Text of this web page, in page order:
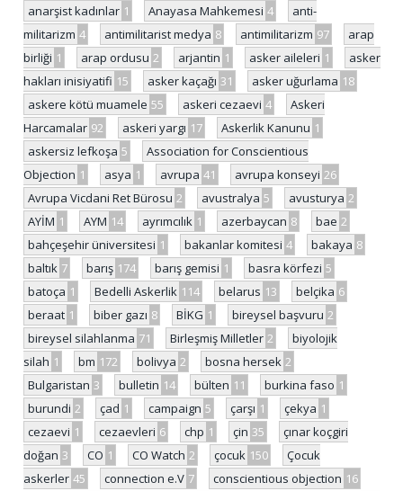
anarşist kadınlar 1 Anayasa Mahkemesi 4
anti-
militarizm 4 antimilitarist medya 8 antimilitarizm 97
arap
birliği 1 arap ordusu 2 arjantin 1 asker aileleri 1
asker
hakları inisiyatifi 15 asker kaçağı 31 asker uğurlama 18
askere kötü muamele 55 askeri cezaevi 4
Askeri
Harcamalar 92 askeri yargı 17 Askerlik Kanunu 1
askersiz lefkoşa 5
Association for Conscientious
Objection 1 asya 1 avrupa 41 avrupa konseyi 26
Avrupa Vicdani Ret Bürosu 2 avustralya 5 avusturya 2
AYİM 1 AYM 14 ayrımcılık 1 azerbaycan 8 bae 2
bahçeşehir üniversitesi 1 bakanlar komitesi 4 bakaya 8
baltık 7 barış 174 barış gemisi 1 basra körfezi 5
batoça 1 Bedelli Askerlik 114 belarus 13 belçika 6
beraat 1 biber gazı 8 BİKG 1 bireysel başvuru 2
bireysel silahlanma 71 Birleşmiş Milletler 2
biyolojik
silah 1 bm 172 bolivya 2 bosna hersek 2
Bulgaristan 3 bulletin 14 bülten 11 burkina faso 1
burundi 2 çad 1 campaign 5 çarşı 1 çekya 1
cezaevi 1 cezaevleri 6 chp 1 çin 35
çınar koçgiri
doğan 3 CO 1 CO Watch 2 çocuk 150
Çocuk
askerler 45 connection e.V 7 conscientious objection 16